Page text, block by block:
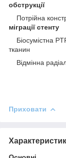
обструкції
Потрійна
міграції стенту
Біосумістна
тканин
Відмінна
Приховати